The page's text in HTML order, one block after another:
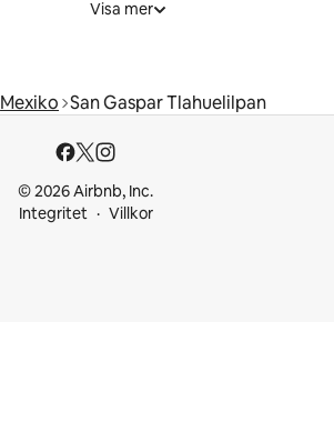
Visa mer
Mexiko San Gaspar Tlahuelilpan
© 2026 Airbnb, Inc.
Integritet
Villkor